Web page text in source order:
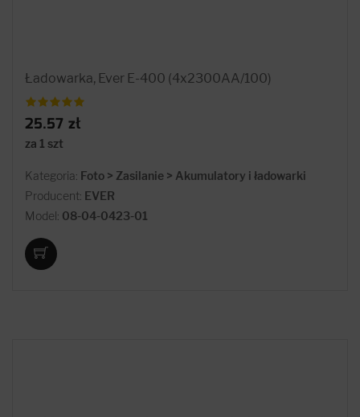
Ładowarka, Ever E-400 (4x2300AA/100)
25.57 zł
za 1 szt
Kategoria: Foto > Zasilanie > Akumulatory i ładowarki
Producent: EVER
Model: 08-04-0423-01